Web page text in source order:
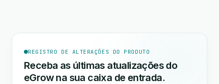
REGISTRO DE ALTERAÇÕES DO PRODUTO
Receba as últimas atualizações do
eGrow na sua caixa de entrada.